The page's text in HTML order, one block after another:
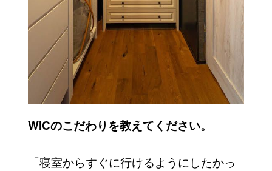
WICのこだわりを教えてください。
「寝室からすぐに行けるようにしたかっ